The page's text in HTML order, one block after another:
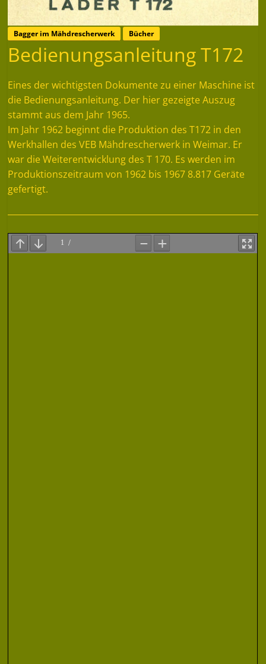
Bagger im Mähdrescherwerk Bücher
Bedienungsanleitung T172
Eines der wichtigsten Dokumente zu einer Maschine ist
die Bedienungsanleitung. Der hier gezeigte Auszug
stammt aus dem Jahr 1965.
Im Jahr 1962 beginnt die Produktion des T172 in den
Werkhallen des VEB Mähdrescherwerk in Weimar. Er
war die Weiterentwicklung des T 170. Es werden im
Produktionszeitraum von 1962 bis 1967 8.817 Geräte
gefertigt.